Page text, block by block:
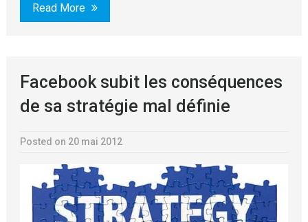
Read More
Facebook subit les conséquences
de sa stratégie mal définie
Posted on 20 mai 2012